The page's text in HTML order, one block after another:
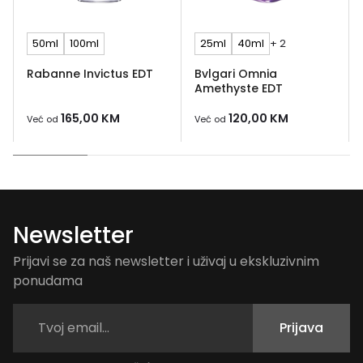
50ml 100ml
Rabanne Invictus EDT
Već od 165,00 KM
25ml 40ml + 2
Bvlgari Omnia
Amethyste EDT
Već od 120,00 KM
Newsletter
Prijavi se za naš newsletter i uživaj u ekskluzivnim
ponudama
Prijava